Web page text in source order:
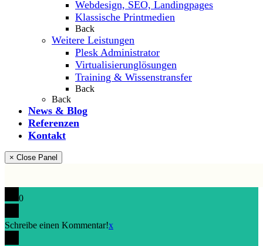
Webdesign, SEO, Landingpages
Klassische Printmedien
Back
Weitere Leistungen
Plesk Administrator
Virtualisierunglösungen
Training & Wissenstransfer
Back
Back
News & Blog
Referenzen
Kontakt
× Close Panel
0
Schreibe einen Kommentar!x